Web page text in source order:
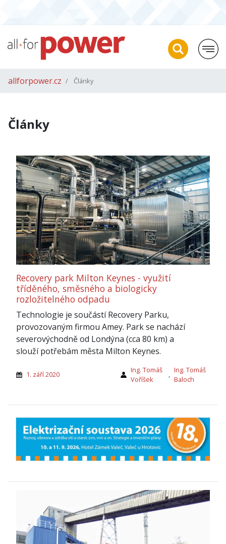
allforpower.cz Články
Články
Recovery park Milton Keynes - využití
tříděného, směsného a biologicky
rozložitelného odpadu
Technologie je součástí Recovery Parku,
provozovaným firmou Amey. Park se nachází
severovýchodně od Londýna (cca 80 km) a
slouží potřebám města Milton Keynes.
1. září 2020
Ing. Tomáš
Voříšek
,
Ing. Tomáš
Baloch